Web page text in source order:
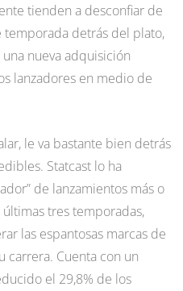
tienden a desconfiar de
detrás del plato,
nueva adquisición
lanzadores en medio de
le va bastante bien detrás
Statcast lo ha
de lanzamientos más o
tres temporadas,
las espantosas marcas de
Cuenta con un
el 29,8% de los